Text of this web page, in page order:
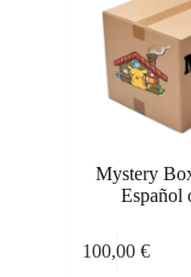
Mystery
Español
100,00 €
producto